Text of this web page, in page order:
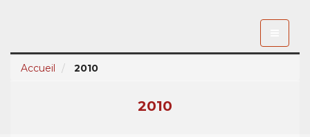
Accueil
2010
2010